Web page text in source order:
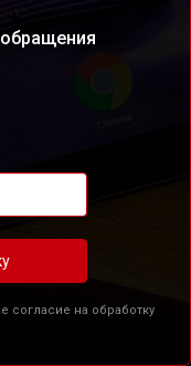
согласие на обработку